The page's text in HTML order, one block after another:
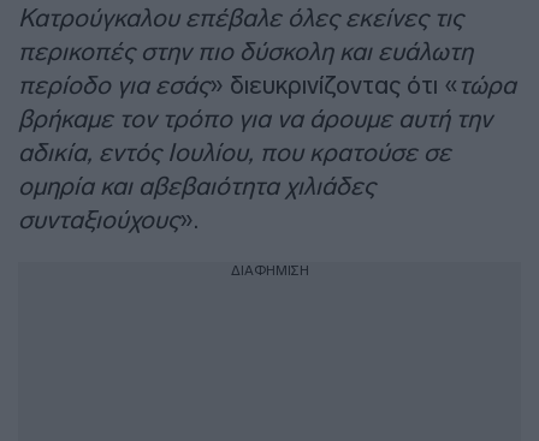
Κατρούγκαλου επέβαλε όλες εκείνες τις
περικοπές στην πιο δύσκολη και ευάλωτη
περίοδο για εσάς» διευκρινίζοντας ότι « τώρα
βρήκαμε τον τρόπο για να άρουμε αυτή την
αδικία, εντός Ιουλίου, που κρατούσε σε
ομηρία και αβεβαιότητα χιλιάδες
συνταξιούχους».
ΔΙΑΦΗΜΙΣΗ